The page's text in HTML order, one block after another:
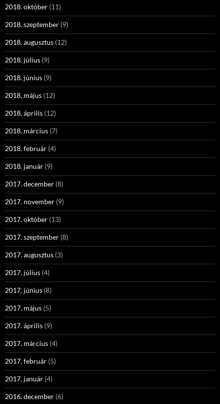
2018. október (11)
2018. szeptember (9)
2018. augusztus (12)
2018. július (9)
2018. június (9)
2018. május (12)
2018. április (12)
2018. március (7)
2018. február (4)
2018. január (9)
2017. december (8)
2017. november (9)
2017. október (13)
2017. szeptember (8)
2017. augusztus (3)
2017. július (4)
2017. június (8)
2017. május (5)
2017. április (9)
2017. március (4)
2017. február (5)
2017. január (4)
2016. december (6)